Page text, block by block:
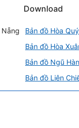
Download
Bản đồ Hòa Quý
Bản đồ Hòa
Bản đồ Ngũ
Bản đồ Liên